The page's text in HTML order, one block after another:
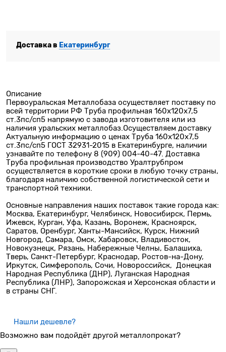
Доставка в Екатеринбург
Описание
Первоуральская Металлобаза осуществляет поставку по
всей территории РФ Труба профильная 160х120х7,5
ст.3пс/сп5 напрямую с завода изготовителя или из
наличия уральских металлобаз.Осуществляем доставку
Актуальную информацию о ценах Труба 160х120х7,5
ст.3пс/сп5 ГОСТ 32931-2015 в Екатеринбурге, наличии
узнавайте по телефону 8 (909) 004-40-47. Доставка
Труба профильная производство Уралтрубпром
осуществляется в короткие сроки в любую точку страны,
благодаря наличию собственной логистической сети и
транспортной техники.
Основные направления наших поставок такие города как:
Москва, Екатеринбург, Челябинск, Новосибирск, Пермь,
Ижевск, Курган, Уфа, Казань, Воронеж, Красноярск,
Саратов, Оренбург, Ханты-Мансийск, Курск, Нижний
Новгород, Самара, Омск, Хабаровск, Владивосток,
Новокузнецк, Рязань, Набережные Челны, Балашиха,
Тверь, Санкт-Петербург, Краснодар, Ростов-на-Дону,
Иркутск, Симферополь, Сочи, Новороссийск, Донецкая
Народная Республика (ДНР), Луганская Народная
Республика (ЛНР), Запорожская и Херсонская области и
в страны СНГ.
Нашли дешевле?
Возможно вам подойдёт другой металлопрокат?